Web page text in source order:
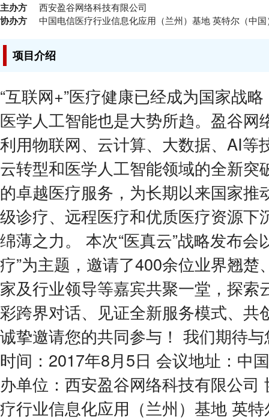
主办方 西安盈谷网络科技有限公司
协办方 中国电信医疗行业信息化应用（兰州）基地 英特尔（中
项目介绍
“互联网+”医疗健康已经成为国家战
医学人工智能也是大势所趋。盈谷网
利用物联网、云计算、大数据、AI等
云转型和医学人工智能领域的全新突
的卓越医疗服务，为长期以来国家推
级诊疗、远程医疗和优质医疗资源下
绵薄之力。 本次“医真云”战略发布会
疗”为主题，邀请了400余位业界翘楚
家及行业领导等嘉宾共聚一堂，探索
彩跨界对话、见证全新服务模式、共
诚挚邀请您的共同参与！ 我们期待
时间：2017年8月5日 会议地址：中
办单位：西安盈谷网络科技有限公司
疗行业信息化应用（兰州）基地 英